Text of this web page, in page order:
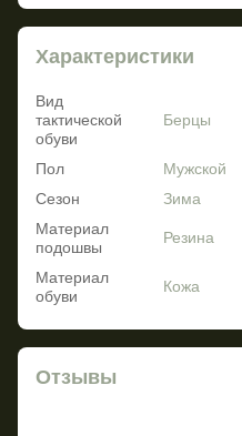
Характеристики
Вид
тактической
обуви
Берцы
Пол
Мужской
Сезон
Зима
Материал
подошвы
Резина
Материал
обуви
Кожа
Отзывы